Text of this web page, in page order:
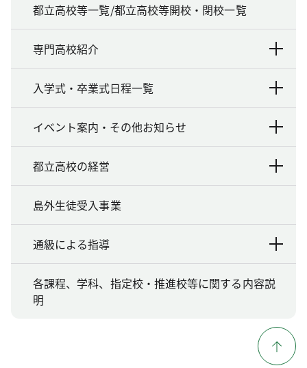
都立高校等一覧/都立高校等開校・閉校一覧
専門高校紹介
入学式・卒業式日程一覧
イベント案内・その他お知らせ
都立高校の経営
島外生徒受入事業
通級による指導
各課程、学科、指定校・推進校等に関する内容説
明